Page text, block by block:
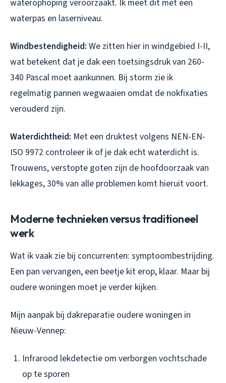
waterophoping veroorzaakt. Ik meet dit met een
waterpas en laserniveau.
Windbestendigheid: We zitten hier in windgebied I-II,
wat betekent dat je dak een toetsingsdruk van 260-
340 Pascal moet aankunnen. Bij storm zie ik
regelmatig pannen wegwaaien omdat de nokfixaties
verouderd zijn.
Waterdichtheid: Met een druktest volgens NEN-EN-
ISO 9972 controleer ik of je dak echt waterdicht is.
Trouwens, verstopte goten zijn de hoofdoorzaak van
lekkages, 30% van alle problemen komt hieruit voort.
Moderne technieken versus traditioneel
werk
Wat ik vaak zie bij concurrenten: symptoombestrijding.
Een pan vervangen, een beetje kit erop, klaar. Maar bij
oudere woningen moet je verder kijken.
Mijn aanpak bij dakreparatie oudere woningen in
Nieuw-Vennep:
Infrarood lekdetectie om verborgen vochtschade
op te sporen